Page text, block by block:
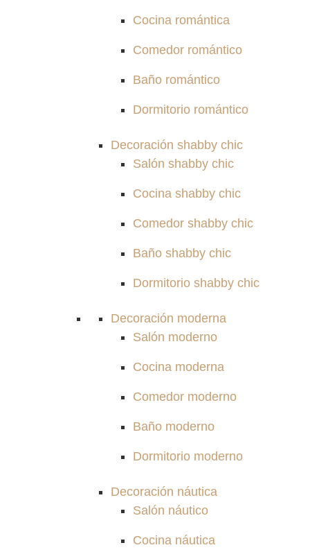
Cocina romántica
Comedor romántico
Baño romántico
Dormitorio romántico
Decoración shabby chic
Salón shabby chic
Cocina shabby chic
Comedor shabby chic
Baño shabby chic
Dormitorio shabby chic
Decoración moderna
Salón moderno
Cocina moderna
Comedor moderno
Baño moderno
Dormitorio moderno
Decoración náutica
Salón náutico
Cocina náutica